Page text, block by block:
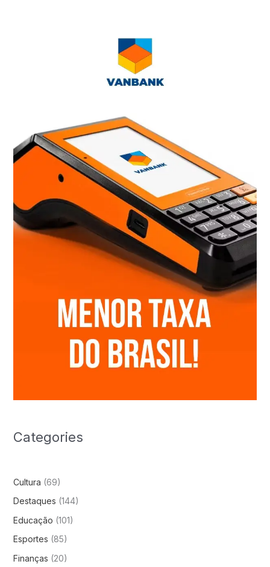
Categories
Cultura (69)
Destaques (144)
Educação (101)
Esportes (85)
Finanças (20)